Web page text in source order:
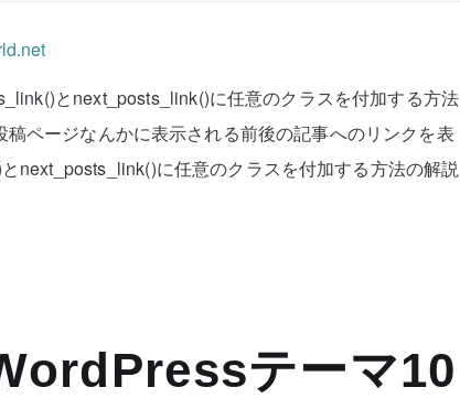
とnext_posts_link()に任意のクラスを付加する方法
ページなんかに表示される前後の記事へのリンクを表
next_posts_link()に任意のクラスを付加する方法の解説
テーマ10